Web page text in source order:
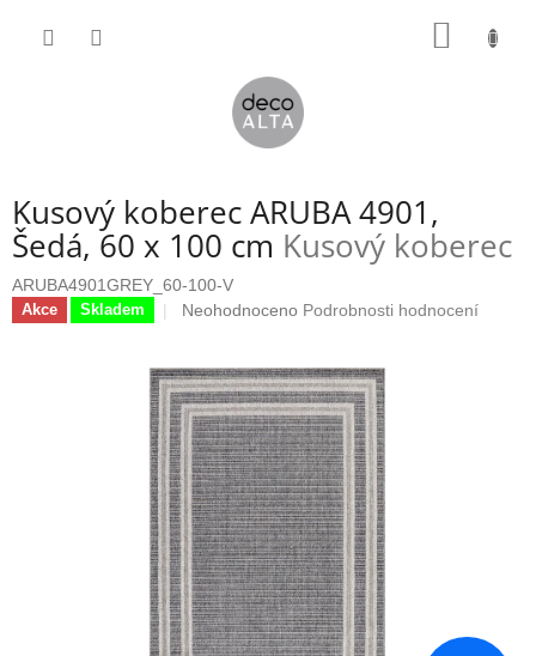
Kusový koberec ARUBA 4901,
Šedá, 60 x 100 cm Kusový koberec
ARUBA4901GREY_60-100-V
Akce Skladem
Průměrné
je
0,0
z
5
hvězdiček.
Neohodnoceno Podrobnosti hodnocení